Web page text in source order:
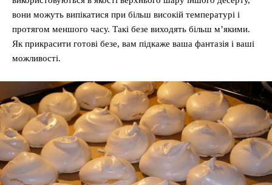
вони можуть випікатися при більш високій температурі і
протягом меншого часу. Такі безе виходять більш м’якими.
Як прикрасити готові безе, вам підкаже ваша фантазія і ваші
можливості.